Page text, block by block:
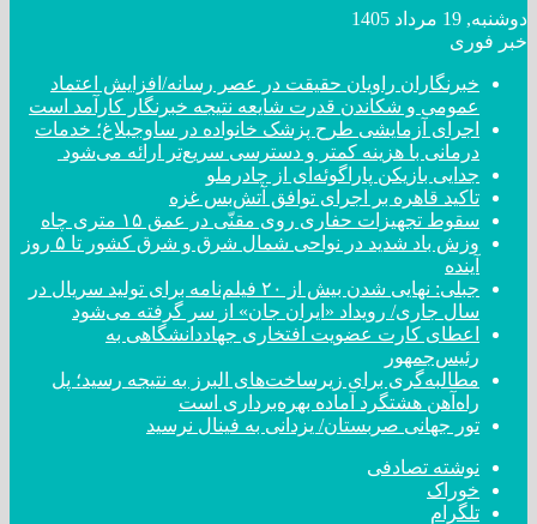
دوشنبه, 19 مرداد 1405
خبر فوری
خبرنگاران راویان حقیقت در عصر رسانه/افزایش اعتماد
عمومی و شکاندن قدرت شایعه نتیجه خبرنگار کارآمد است
اجرای آزمایشی طرح پزشک خانواده در ساوجبلاغ؛ خدمات
درمانی با هزینه کمتر و دسترسی سریع‌تر ارائه می‌شود
جدایی بازیکن پاراگوئه‌ای از چادرملو
تاکید قاهره بر اجرای توافق آتش‌بس غزه
سقوط تجهیزات حفاری روی مقنّی در عمق ۱۵ متری چاه
وزش باد شدید در نواحی شمال شرق و شرق کشور تا ۵ روز
آینده
جبلی: نهایی شدن بیش از ۲۰ فیلم‌نامه برای تولید سریال در
سال جاری/ رویداد «ایران جان» از سر گرفته می‌شود
اعطای کارت عضویت افتخاری جهاددانشگاهی به
رئیس‌جمهور
مطالبه‌گری برای زیرساخت‌های البرز به نتیجه رسید؛ پل
راه‌آهن هشتگرد آماده بهره‌برداری است
تور جهانی صربستان/ یزدانی به فینال نرسید
نوشته تصادفی
خوراک
تلگرام